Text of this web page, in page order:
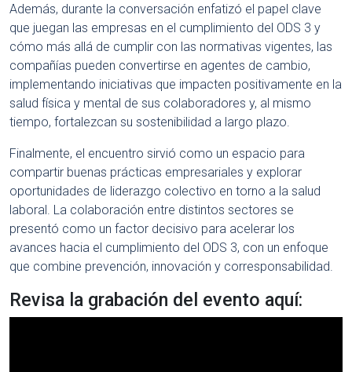
Además, durante la conversación enfatizó el papel clave
que juegan las empresas en el cumplimiento del ODS 3 y
cómo más allá de cumplir con las normativas vigentes, las
compañías pueden convertirse en agentes de cambio,
implementando iniciativas que impacten positivamente en la
salud física y mental de sus colaboradores y, al mismo
tiempo, fortalezcan su sostenibilidad a largo plazo.
Finalmente, el encuentro sirvió como un espacio para
compartir buenas prácticas empresariales y explorar
oportunidades de liderazgo colectivo en torno a la salud
laboral. La colaboración entre distintos sectores se
presentó como un factor decisivo para acelerar los
avances hacia el cumplimiento del ODS 3, con un enfoque
que combine prevención, innovación y corresponsabilidad.
Revisa la grabación del evento aquí: